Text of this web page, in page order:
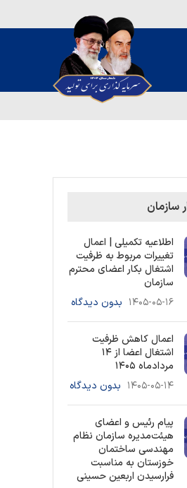
سازمان
اطلاعیه تکمیلی | اعمال
تغییرات مربوط به ظرفیت
اشتغال بکار اعضای محترم
سازمان
۱۴۰۵-۰۵-۱۶ بدون دیدگاه
اعمال کاهش ظرفیت
اشتغال اعضا از ۱۴
مردادماه ۱۴۰۵
۱۴۰۵-۰۵-۱۴ بدون دیدگاه
پیام رئیس و اعضای
هیئت‌مدیره سازمان نظام
مهندسی ساختمان
خوزستان به مناسبت
فرارسیدن اربعین حسینی